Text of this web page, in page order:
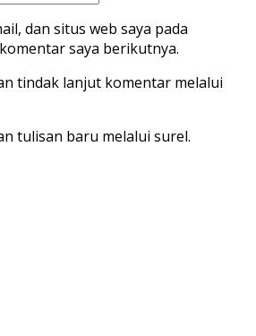
dan situs web saya pada
saya berikutnya.
tindak lanjut komentar melalui
tulisan baru melalui surel.